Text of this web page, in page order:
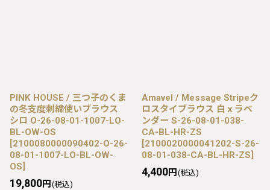
PINK HOUSE / 三つ子のくま
の冬支度刺繍使いブラウス
シロ O-26-08-01-1007-LO-
BL-OW-OS
[2100080000090402-O-26-
08-01-1007-LO-BL-OW-
OS]
19,800円 (税込)
Amavel / Message Stripeク
ロスタイブラウス 白ｘラベ
ンダー S-26-08-01-038-
CA-BL-HR-ZS
[2100020000041202-S-26-
08-01-038-CA-BL-HR-ZS]
4,400円 (税込)